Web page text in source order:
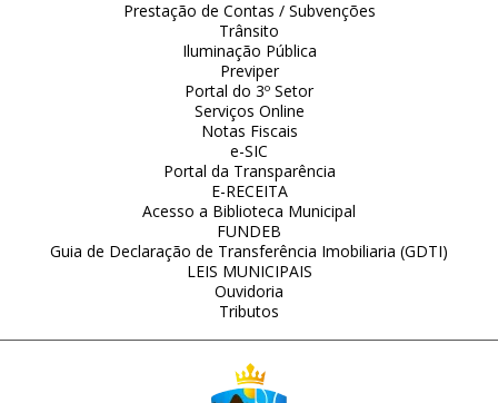
Prestação de Contas / Subvenções
Trânsito
Iluminação Pública
Previper
Portal do 3º Setor
Serviços Online
Notas Fiscais
e-SIC
Portal da Transparência
E-RECEITA
Acesso a Biblioteca Municipal
FUNDEB
Guia de Declaração de Transferência Imobiliaria (GDTI)
LEIS MUNICIPAIS
Ouvidoria
Tributos